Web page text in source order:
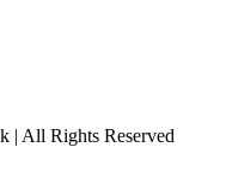
| All Rights Reserved